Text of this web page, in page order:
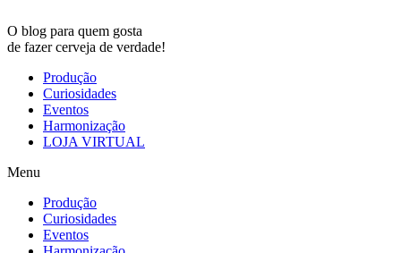
O blog para quem gosta
de fazer cerveja de verdade!
Produção
Curiosidades
Eventos
Harmonização
LOJA VIRTUAL
Menu
Produção
Curiosidades
Eventos